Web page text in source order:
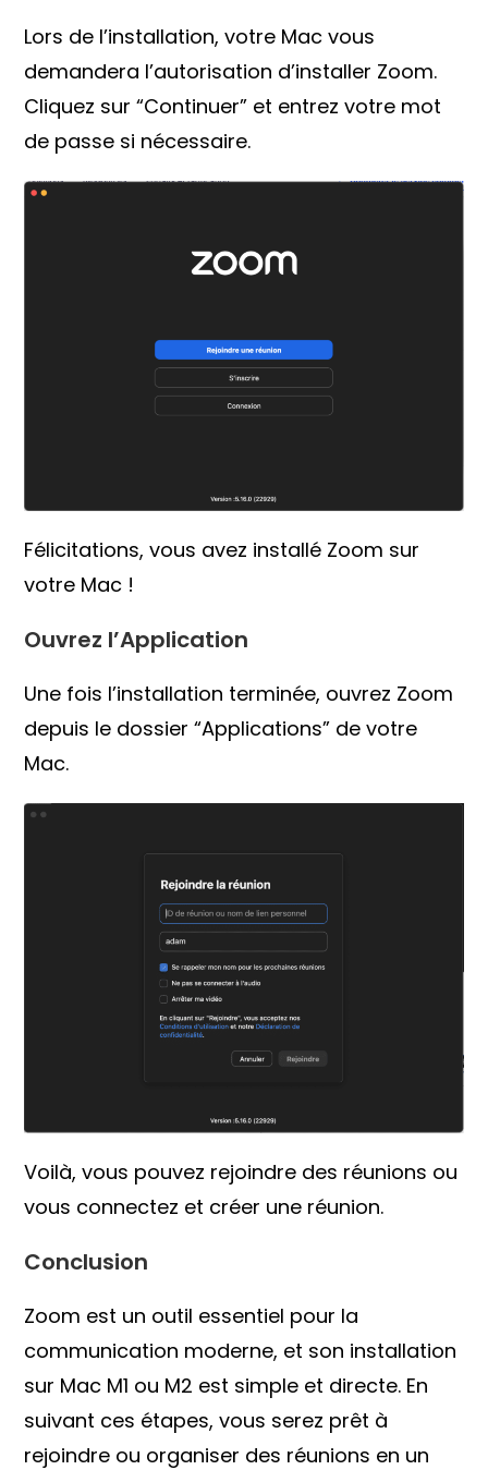
Lors de l’installation, votre Mac vous
demandera l’autorisation d’installer Zoom.
Cliquez sur “Continuer” et entrez votre mot
de passe si nécessaire.
Félicitations, vous avez installé Zoom sur
votre Mac !
Ouvrez l’Application
Une fois l’installation terminée, ouvrez Zoom
depuis le dossier “Applications” de votre
Mac.
Voilà, vous pouvez rejoindre des réunions ou
vous connectez et créer une réunion.
Conclusion
Zoom est un outil essentiel pour la
communication moderne, et son installation
sur Mac M1 ou M2 est simple et directe. En
suivant ces étapes, vous serez prêt à
rejoindre ou organiser des réunions en un